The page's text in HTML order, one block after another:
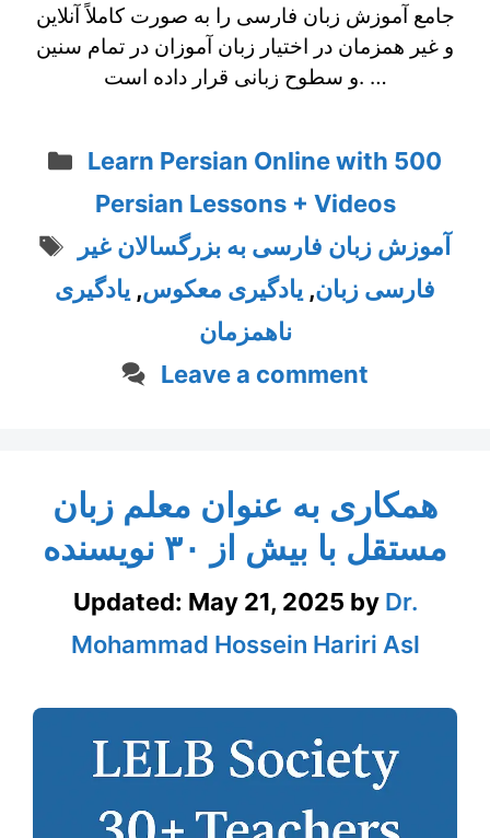
جامع آموزش زبان فارسی را به صورت کاملاً آنلاین
و غیر همزمان در اختیار زبان‌ آموزان در تمام سنین
و سطوح زبانی قرار داده است. …
Categories
Learn Persian Online with 500
Persian Lessons + Videos
Tags
آموزش زبان فارسی به بزرگسالان غیر
فارسی زبان, یادگیری معکوس, یادگیری
ناهمزمان
Leave a comment
همکاری به‌ عنوان معلم زبان
مستقل با بیش از ۳۰ نویسنده
Updated: May 21, 2025 by Dr.
Mohammad Hossein Hariri Asl